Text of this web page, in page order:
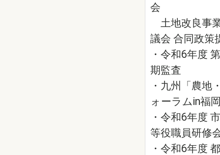
会
土地改良事
議会 合同政策
・令和6年度
期監査
・九州「農地
ォーラムin福
・令和6年度
等役職員研修
・令和6年度